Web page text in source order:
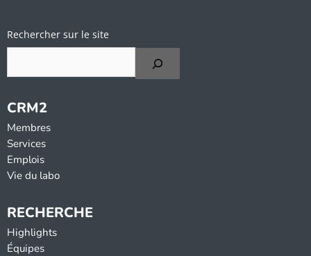
Rechercher sur le site
CRM2
Membres
Services
Emplois
Vie du labo
RECHERCHE
Highlights
Équipes